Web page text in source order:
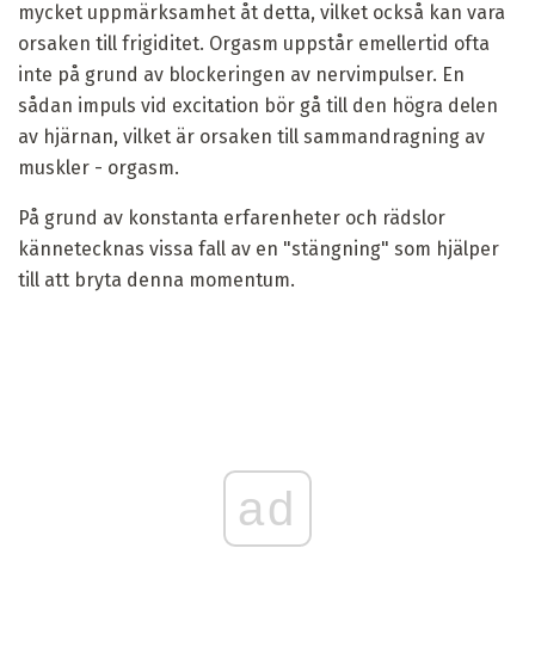
mycket uppmärksamhet åt detta, vilket också kan vara
orsaken till frigiditet. Orgasm uppstår emellertid ofta
inte på grund av blockeringen av nervimpulser. En
sådan impuls vid excitation bör gå till den högra delen
av hjärnan, vilket är orsaken till sammandragning av
muskler - orgasm.
På grund av konstanta erfarenheter och rädslor
kännetecknas vissa fall av en "stängning" som hjälper
till att bryta denna momentum.
ad